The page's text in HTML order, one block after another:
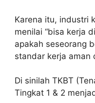
Karena itu, industri
menilai “bisa kerja
apakah seseorang
standar kerja aman
Di sinilah TKBT
Tingkat 1 & 2